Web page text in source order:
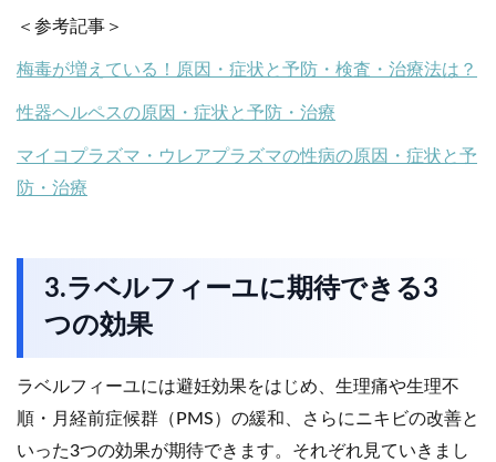
＜参考記事＞
梅毒が増えている！原因・症状と予防・検査・治療法は？
性器ヘルペスの原因・症状と予防・治療
マイコプラズマ・ウレアプラズマの性病の原因・症状と予
防・治療
3.ラベルフィーユに期待できる3
つの効果
ラベルフィーユには避妊効果をはじめ、生理痛や生理不
順・月経前症候群（PMS）の緩和、さらにニキビの改善と
いった3つの効果が期待できます。それぞれ見ていきまし